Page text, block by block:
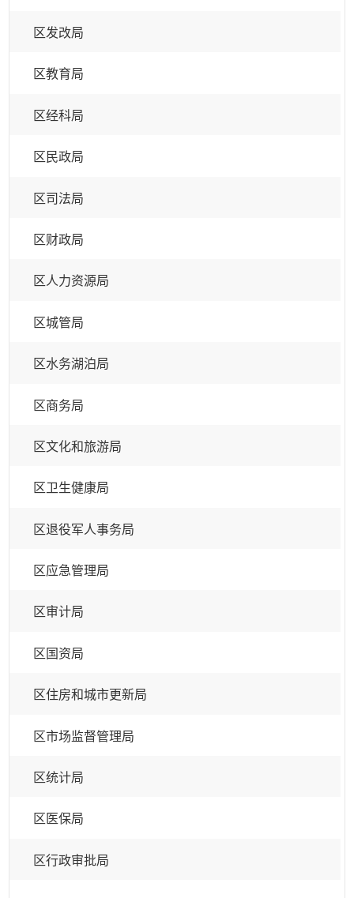
区发改局
区教育局
区经科局
区民政局
区司法局
区财政局
区人力资源局
区城管局
区水务湖泊局
区商务局
区文化和旅游局
区卫生健康局
区退役军人事务局
区应急管理局
区审计局
区国资局
区住房和城市更新局
区市场监督管理局
区统计局
区医保局
区行政审批局